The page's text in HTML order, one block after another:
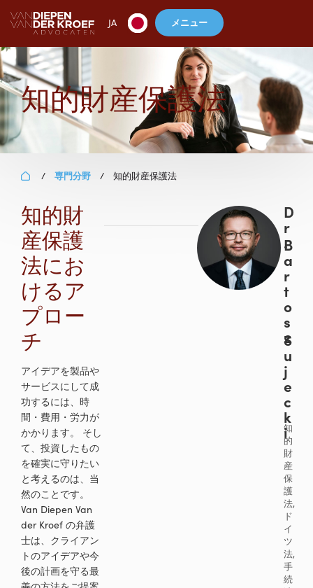
JA メニュー
知的財産保護法
/ 専門分野 / 知的財産保護法
知的財
産保護
法にお
けるア
プロー
チ
アイデアを製品や
サービスにして成
功するには、時
間 ・費用・労力が
かかります。
そし
て、投資したもの
を確実に守りたい
と考えるのは、当
然のことです。
Van Diepen Van
der Kroef の弁護
士は、クライアン
トのアイデアや今
後の計画を守る最
D
r
.
B
a
r
t
o
s
z
S
u
j
e
c
k
i
知
的
財
産
保
護
法,
ド
イ
ツ
法,
手
続